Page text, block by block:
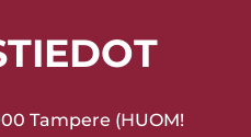
Tampere (HUOM!